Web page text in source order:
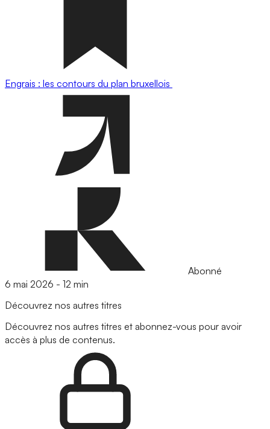
Engrais : les contours du plan bruxellois
Abonné
6 mai 2026 - 12 min
Découvrez nos autres titres
Découvrez nos autres titres et abonnez-vous pour avoir
accès à plus de contenus.